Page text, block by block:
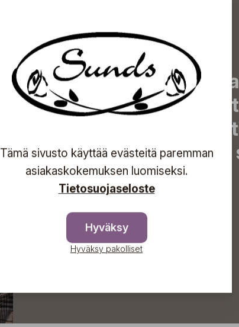
Tilaa uutiskirjeemme
uutiset, eksklusiiviset
inspiroivat vinkit
tapahtumista suoraan
Tilaa
Tämä sivusto käyttää evästeitä paremman
asiakaskokemuksen luomiseksi.
Tietosuojaseloste
Hyväksy
Hyväksy pakolliset